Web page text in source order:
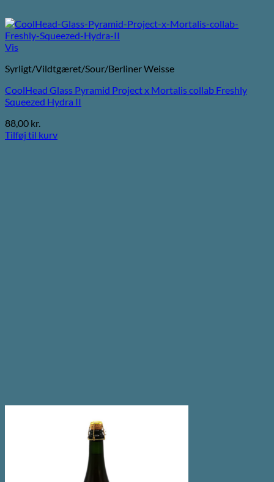
Vis
Syrligt/Vildtgæret/Sour/Berliner Weisse
CoolHead Glass Pyramid Project x Mortalis collab Freshly
Squeezed Hydra II
88,00 kr.
Tilføj til kurv